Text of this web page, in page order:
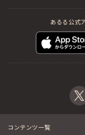
あるる公式
コンテンツ一覧